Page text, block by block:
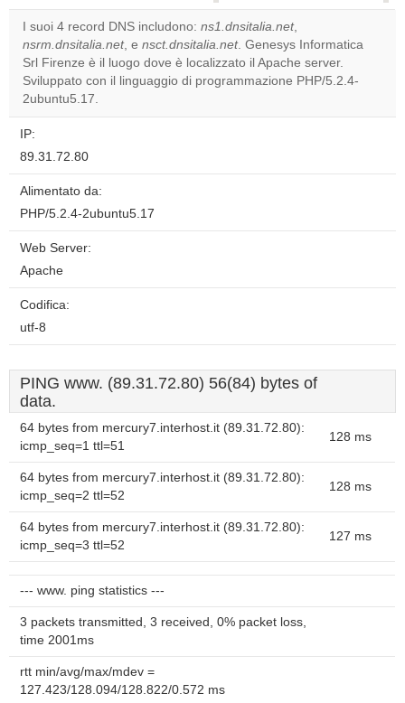
correctly.
Do you
own this
website?
I suoi 4 record DNS includono: ns1.dnsitalia.net,
nsrm.dnsitalia.net, e nsct.dnsitalia.net. Genesys Informatica
Srl Firenze è il luogo dove è localizzato il Apache server.
Sviluppato con il linguaggio di programmazione PHP/5.2.4-
2ubuntu5.17.
IP:
89.31.72.80
Alimentato da:
PHP/5.2.4-2ubuntu5.17
Web Server:
Apache
Codifica:
utf-8
PING www. (89.31.72.80) 56(84) bytes of
data.
64 bytes from mercury7.interhost.it (89.31.72.80):
icmp_seq=1 ttl=51
128 ms
64 bytes from mercury7.interhost.it (89.31.72.80):
icmp_seq=2 ttl=52
128 ms
64 bytes from mercury7.interhost.it (89.31.72.80):
icmp_seq=3 ttl=52
127 ms
--- www. ping statistics ---
3 packets transmitted, 3 received, 0% packet loss,
time 2001ms
rtt min/avg/max/mdev =
127.423/128.094/128.822/0.572 ms